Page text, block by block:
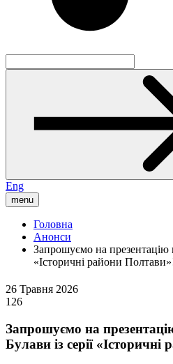
Eng
menu
Головна
Анонси
Запрошуємо на презентацію
«Історичні райони
26 Травня 2026
126
Запрошуємо на
Булави із серії